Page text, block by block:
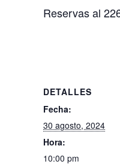
Reservas al
DETALLES
Fecha:
30 agosto, 2024
Hora:
10:00 pm